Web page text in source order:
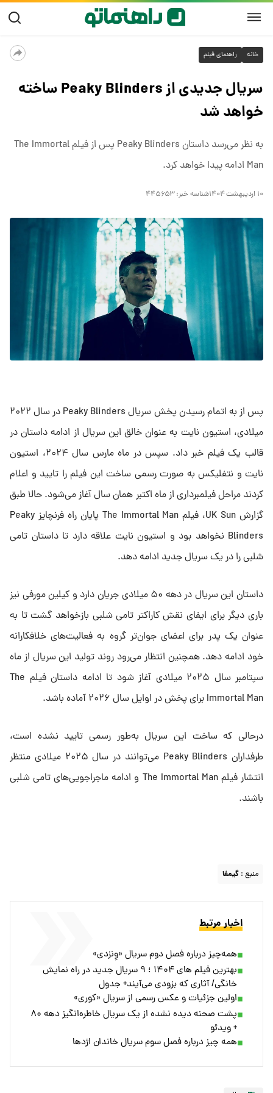
خانه راهنمای فیلم
سریال جدیدی از Peaky Blinders ساخته
خواهد شد
به نظر می‌رسد داستان Peaky Blinders پس از فیلم The Immortal
Man ادامه پیدا خواهد کرد.
۱۰ اردیبهشت ۱۴۰۴ شناسه خبر:۴۴۵۶۵۳
پس از به اتمام رسیدن پخش سریال Peaky Blinders در سال ۲۰۲۲
میلادی، استیون نایت به عنوان خالق این سریال از ادامه داستان در
قالب یک فیلم خبر داد. سپس در ماه مارس سال ۲۰۲۴، استیون
نایت و نتفلیکس به صورت رسمی ساخت این فیلم را تایید و اعلام
کردند مراحل فیلمبرداری از ماه اکتبر همان سال آغاز می‌شود. حالا طبق
گزارش UK Sun، فیلم The Immortal Man پایان راه فرنچایز Peaky
Blinders نخواهد بود و استیون نایت علاقه دارد تا داستان تامی
شلبی را در یک سریال جدید ادامه دهد.
داستان این سریال در دهه ۵۰ میلادی جریان دارد و کیلین مورفی نیز
باری دیگر برای ایفای نقش کاراکتر تامی شلبی بازخواهد گشت تا به
عنوان یک پدر برای اعضای جوان‌تر گروه به فعالیت‌های خلافکارانه
خود ادامه دهد. همچنین انتظار می‌رود روند تولید این سریال از ماه
سپتامبر سال ۲۰۲۵ میلادی آغاز شود تا ادامه داستان فیلم The
Immortal Man برای پخش در اوایل سال ۲۰۲۶ آماده باشد.
درحالی که ساخت این سریال به‌طور رسمی تایید نشده است،
طرفداران Peaky Blinders می‌توانند در سال ۲۰۲۵ میلادی منتظر
انتشار فیلم The Immortal Man و ادامه ماجراجویی‌های تامی شلبی
باشند.
منبع : گیمفا
اخبار مرتبط
همه‌چیز درباره فصل دوم سریال «وِنزدی»
بهترین فیلم های ۱۴۰۴ ؛ ۹ سریال جدید در راه نمایش
خانگی/ آثاری که بزودی می‌آیند+ جدول
اولین جزئیات و عکس رسمی از سریال «کوری»
پشت صحنه دیده نشده از یک سریال خاطره‌انگیز دهه ۸۰
+ ویدئو
همه چیز درباره فصل سوم سریال خاندان اژد‌ها